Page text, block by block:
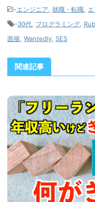
-エンジニア 就職・転職
-30代 プログラミング
面接 Wantedly SES
関連記事